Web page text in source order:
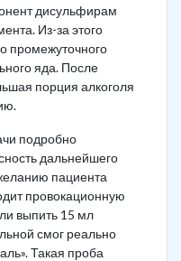
дисульфирам
Из-за этого
промежуточного
яда. После
порция алкоголя
подробно
дальнейшего
пациента
провокационную
выпить 15 мл
смог реально
Такая проба